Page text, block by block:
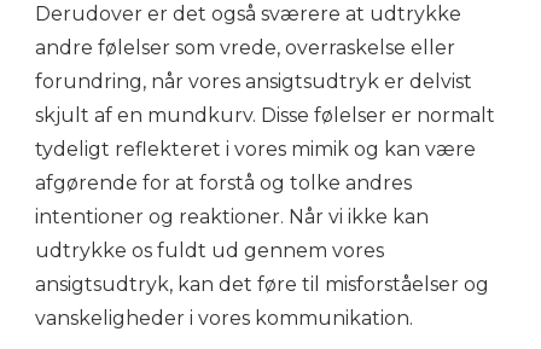
Derudover er det også sværere at udtrykke
andre følelser som vrede, overraskelse eller
forundring, når vores ansigtsudtryk er delvist
skjult af en mundkurv. Disse følelser er normalt
tydeligt reflekteret i vores mimik og kan være
afgørende for at forstå og tolke andres
intentioner og reaktioner. Når vi ikke kan
udtrykke os fuldt ud gennem vores
ansigtsudtryk, kan det føre til misforståelser og
vanskeligheder i vores kommunikation.